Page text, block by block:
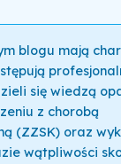
blogu mają
się wiedzą
z chorobą
(ZZSK) oraz
wątpliwości